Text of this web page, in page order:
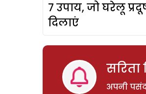
7 उपाय, जो घरेलू
दिलाएं
अपनी